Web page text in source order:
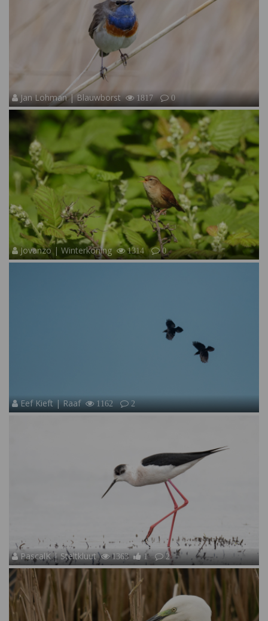
Jan Lohman | Blauwborst 1817 0
Jovanzo | Winterkoning 1314 0
Eef Kieft | Raaf 1162 2
PascalK | Steltkluut 1363 1 2